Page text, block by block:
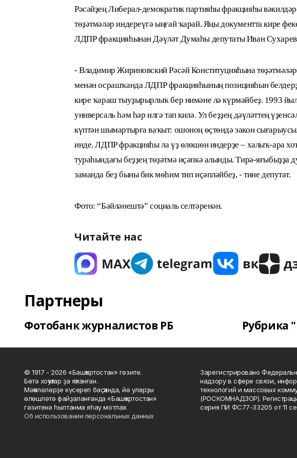
Рәсәйҙең Либерал-демократик партияһы фракцияһы
төҙәтмәләр индереүгә ыңғай ҡарай. Яңы документта кире
ЛДПР фракцияһынан Дәүләт Думаһы депутаты Иван
- Владимир Жириновский Рәсәй Конституцияһына
менән осрашҡанда ЛДПР фракцияһының позицияһын
кире ҡараш тыуҙырырлыҡ бер нимәне лә күрмәйбеҙ. 1993
универсаль һәм һәр илгә тап килә. Ул беҙҙең дәүләттең
күптән шымартырға ваҡыт: ошоноң ѳҫтѳндә закон
инде. ЛДПР фракцияһы ла үҙ ѳлѳшѳн индерҙе – халыҡ-ара
тураһындағы беҙҙең тѳҙәтмә иҫәпкә алынды. Тирә-яғыбыҙҙа
заманда беҙ быны бик мѳһим тип иҫәпләйбеҙ, - тине депутат.
Фото: “Бәйләнештә” социаль селтәренән.
Читайте нас
Партнеры
Фотобанк журналистов РБ Рубрика
© 1917 - 2026 «Башҡортостан» гәзите.
Бөтә хоҡуҡтар ҙа яҡланған.
Мәҡәләләрҙе күсереп баҫҡанда, йә уларҙы
өлөшләтә файҙаланғанда «Башҡортостан»
гәзитенә һылтанма яһау мотлаҡ.
Об использовании персональных данных
Зарегистрировано
надзору в сфере связи,
технологий и массовых
(РОСКОМНАДЗОР).
серия ПИ ФС77-33205 от 11